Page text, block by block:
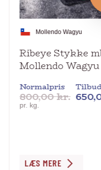
Mollendo Wagyu
Ribeye Stykke
Mollendo Wagyu
Normalpris
800,00kr.
pr. kg.
Dette
LÆS MERE